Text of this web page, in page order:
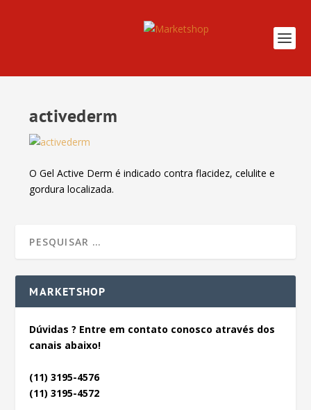
activederm
O Gel Active Derm é indicado contra flacidez, celulite e
gordura localizada.
MARKETSHOP
Dúvidas ? Entre em contato conosco através dos
canais abaixo!
(11) 3195-4576
(11) 3195-4572